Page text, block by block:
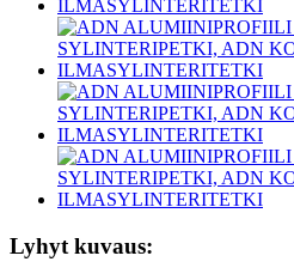
Lyhyt kuvaus: